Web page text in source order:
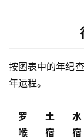
按图表中的年纪
年运程。
罗
喉
土
宿
水
宿